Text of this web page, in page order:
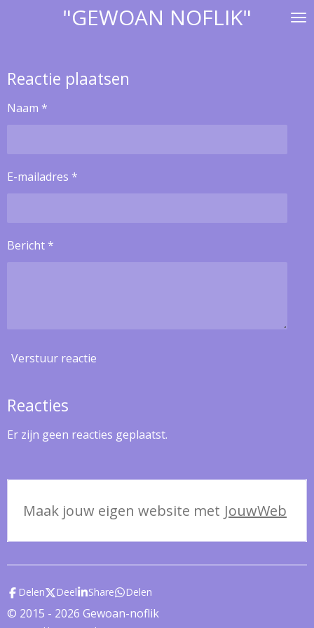
hoofdinhoud
"GEWOAN NOFLIK"
Reactie plaatsen
Naam *
E-mailadres *
Bericht *
Verstuur reactie
Reacties
Er zijn geen reacties geplaatst.
Maak jouw eigen website met JouwWeb
Delen Deel Share Delen
© 2015 - 2026 Gewoan-noflik